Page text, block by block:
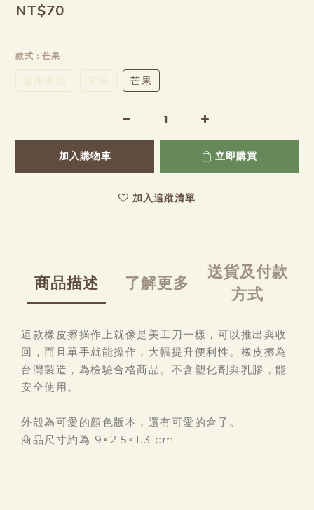
NT$70
款式 : 芒果
咖啡拿鐵 草莓 芒果
加入購物車 立即購買
加入追蹤清單
商品描述 了解更多
送貨及付款
方式
這款橡皮擦操作上就像是美工刀一樣，可以推出與收
回，而且單手就能操作，大幅提升便利性。橡皮擦為
台灣製造，為檢驗合格商品。不含塑化劑與乳膠，能
安全使用。
外殻為可愛的顏色版本，還有可愛的盒子。
商品尺寸約為 9×2.5×1.3 cm